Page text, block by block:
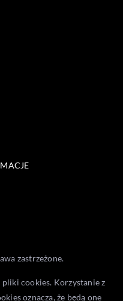
zastrzeżone.
cookies. Korzystanie z
oznacza, że będą one